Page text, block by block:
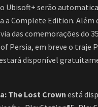
Ubisoft+ serão
a Complete Edition. Além
das comemorações do
Persia, em breve o traje
disponível
The Lost Crownestá